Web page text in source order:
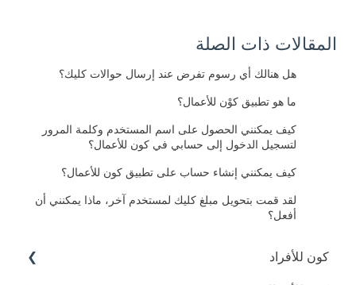
المقالات ذات الصلة
هل هنالك أي رسوم تفرض عند إرسال حوالات كليك؟
ما هو تطبيق كوْن للأعمال؟
كيف يمكنني الحصول على اسم المستخدم وكلمة المرور
لتسجيل الدخول إلى حسابي في كون للأعمال؟
كيف يمكنني إنشاء حساب على تطبيق كون للأعمال؟
لقد قمت بتحويل مبلغ كليك لمستخدم آخر، ماذا يمكنني أن
أفعل؟
كون للأفراد